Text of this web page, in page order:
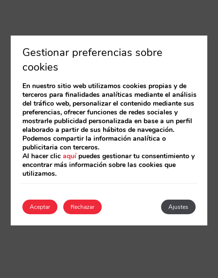
Gestionar preferencias sobre
cookies
En nuestro sitio web utilizamos cookies propias y de
terceros para finalidades analíticas mediante el análisis
del tráfico web, personalizar el contenido mediante sus
preferencias, ofrecer funciones de redes sociales y
mostrarle publicidad personalizada en base a un perfil
elaborado a partir de sus hábitos de navegación.
Podemos compartir la información analítica o
publicitaria con terceros.
Al hacer clicaquípuedes gestionar tu consentimiento y
encontrar más información sobre las cookies que
utilizamos.
Aceptar Ajustes
Rechazar